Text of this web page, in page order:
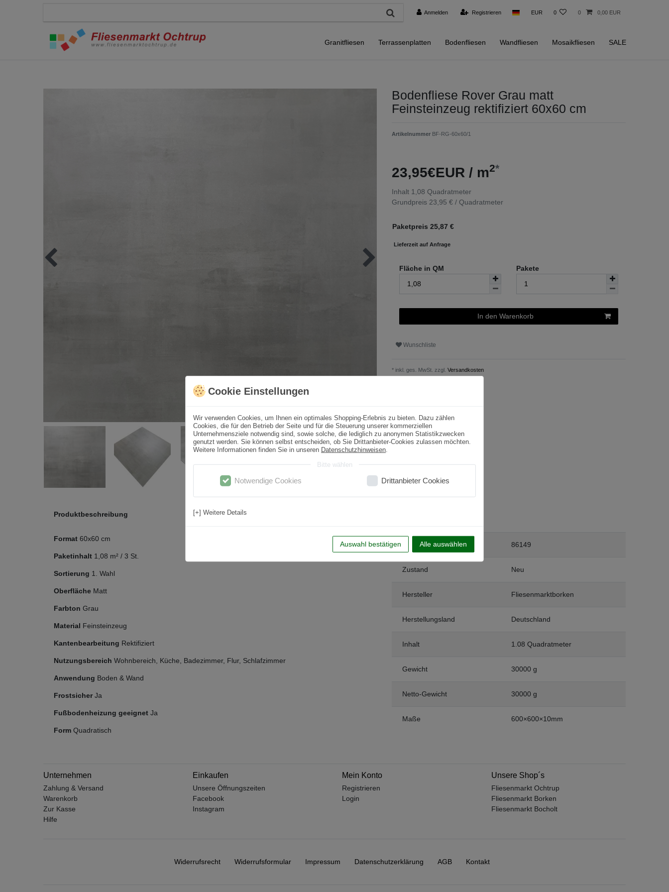
Anmelden Registrieren EUR 0 0 0,00 EUR
Granitfliesen Terrassenplatten Bodenfliesen Wandfliesen Mosaikfliesen SALE
Bodenfliese Rover Grau matt
Feinsteinzeug rektifiziert 60x60 cm
Artikelnummer BF-RG-60x60/1
23,95€EUR / m2*
Inhalt 1,08 Quadratmeter
Grundpreis 23,95 € / Quadratmeter
Paketpreis 25,87 €
Lieferzeit auf Anfrage
Fläche in QM Pakete
In den Warenkorb
Wunschliste
* inkl. ges. MwSt. zzgl. Versandkosten
Produktbeschreibung
Format 60x60 cm
Paketinhalt 1,08 m² / 3 St.
Sortierung 1. Wahl
Oberfläche Matt
Farbton Grau
Material Feinsteinzeug
Kantenbearbeitung Rektifiziert
Nutzungsbereich Wohnbereich, Küche, Badezimmer, Flur, Schlafzimmer
Anwendung Boden & Wand
Frostsicher Ja
Fußbodenheizung geeignet Ja
Form Quadratisch
Art.-ID 86149
Zustand Neu
Hersteller Fliesenmarktborken
Herstellungsland Deutschland
Inhalt 1.08 Quadratmeter
Gewicht 30000 g
Netto-Gewicht 30000 g
Maße 600×600×10mm
Unternehmen
Zahlung & Versand
Warenkorb
Zur Kasse
Hilfe
Einkaufen
Unsere Öffnungszeiten
Facebook
Instagram
Mein Konto
Registrieren
Login
Unsere Shop´s
Fliesenmarkt Ochtrup
Fliesenmarkt Borken
Fliesenmarkt Bocholt
Widerrufs­recht Widerrufs­formular Impressum Daten­schutz­erklärung AGB Kontakt
Cookie Einstellungen
Wir verwenden Cookies, um Ihnen ein optimales Shopping-Erlebnis zu bieten. Dazu zählen
Cookies, die für den Betrieb der Seite und für die Steuerung unserer kommerziellen
Unternehmensziele notwendig sind, sowie solche, die lediglich zu anonymen Statistikzwecken
genutzt werden. Sie können selbst entscheiden, ob Sie Drittanbieter-Cookies zulassen möchten.
Weitere Informationen finden Sie in unseren Datenschutzhinweisen
Bitte wählen
Notwendige Cookies Drittanbieter Cookies
[+] Weitere Details
Auswahl bestätigen Alle auswählen